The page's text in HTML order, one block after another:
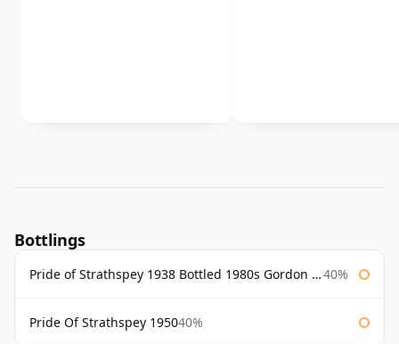
Bottlings
Pride of Strathspey 1938 Bottled 1980s Gordon & Macphail 40%
Pride Of Strathspey 195040%